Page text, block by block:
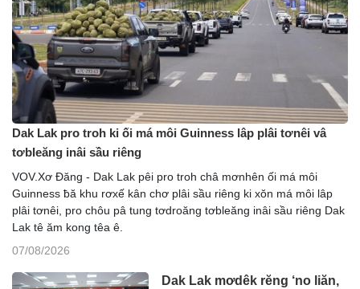
Dak Lak pro troh ki ối má môi Guinness lâp plâi tơnêi vâ
tơbleăng inâi sầu riêng
VOV.Xơ Đăng - Dak Lak pêi pro troh châ mơnhên ối má môi
Guinness ƀă khu rơxế kân chơ plâi sầu riêng ki xŏn má môi lâp
plâi tơnêi, pro chôu pâ tung tơdroăng tơbleăng inâi sầu riêng Dak
Lak tê ăm kong têa ê.
07/08/2026
Dak Lak mơdêk rĕng ‘no liăn,